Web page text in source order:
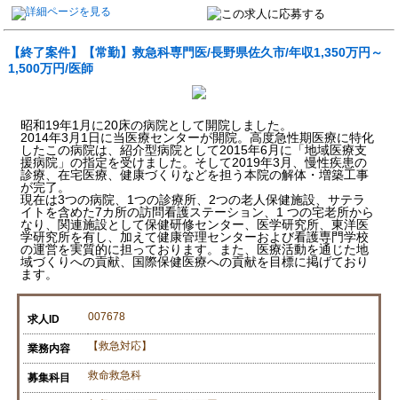
【終了案件】【常勤】救急科専門医/長野県佐久市/年収1,350万円～
1,500万円/医師
昭和19年1月に20床の病院として開院しました。
2014年3月1日に当医療センターが開院。高度急性期医療に特化
したこの病院は、紹介型病院として2015年6月に「地域医療支
援病院」の指定を受けました。そして2019年3月、慢性疾患の
診療、在宅医療、健康づくりなどを担う本院の解体・増築工事
が完了。
現在は3つの病院、1つの診療所、2つの老人保健施設、サテラ
イトを含めた7カ所の訪問看護ステーション、1 つの宅老所から
なり、関連施設として保健研修センター、医学研究所、東洋医
学研究所を有し、加えて健康管理センターおよび看護専門学校
の運営を実質的に担っております。また、医療活動を通じた地
域づくりへの貢献、国際保健医療への貢献を目標に掲げており
ます。
求人ID 007678
業務内容 【救急対応】
募集科目 救命救急科